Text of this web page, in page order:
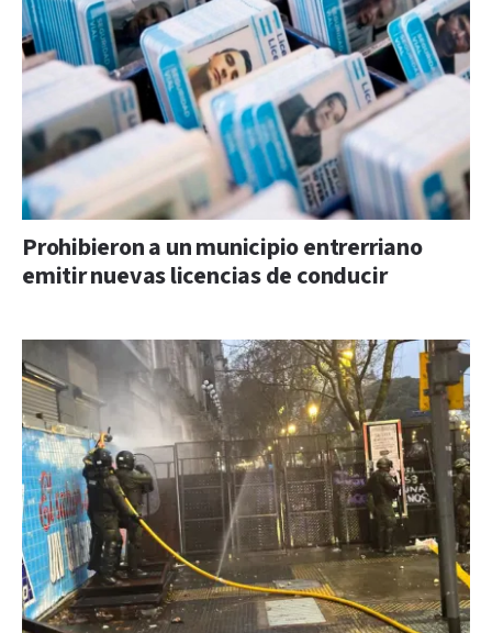
Prohibieron a un municipio entrerriano
emitir nuevas licencias de conducir